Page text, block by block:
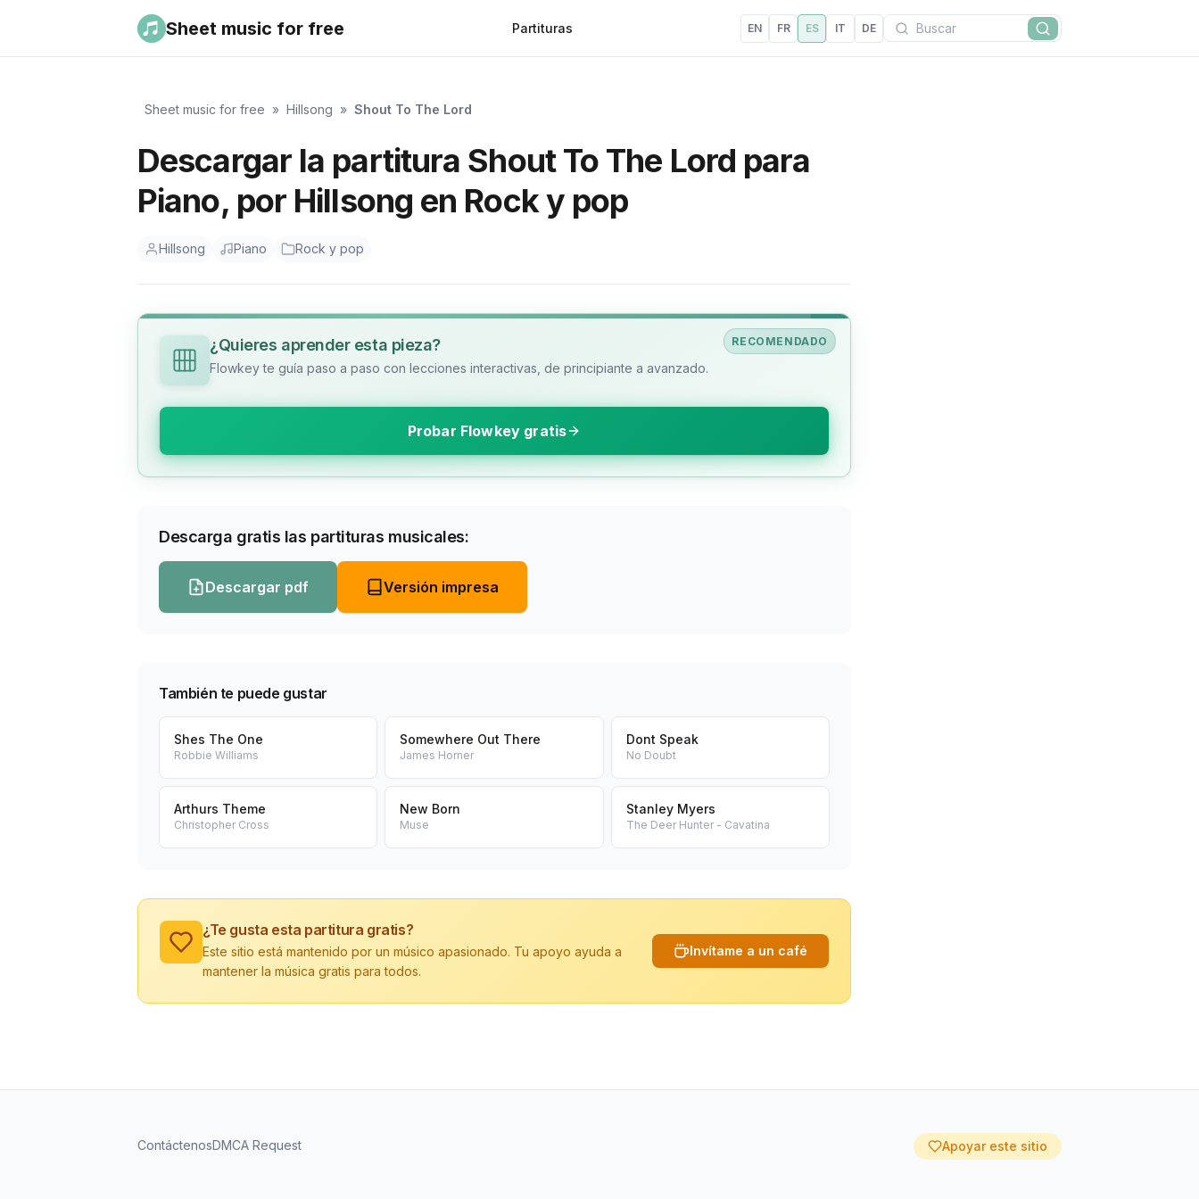
Sheet music for free Partituras EN FR ES IT DE Buscar
Buscar
Sheet music for free » Hillsong » Shout To The Lord
Descargar la partitura Shout To The Lord para
Piano, por Hillsong en Rock y pop
Hillsong Piano Rock y pop
RECOMENDADO
¿Quieres aprender esta pieza?
Flowkey te guía paso a paso con lecciones interactivas, de principiante a avanzado.
Probar Flowkey gratis
Descarga gratis las partituras musicales:
Descargar pdf Versión impresa
También te puede gustar
Shes The One
Robbie Williams
Somewhere Out There
James Horner
Dont Speak
No Doubt
Arthurs Theme
Christopher Cross
New Born
Muse
Stanley Myers
The Deer Hunter - Cavatina
¿Te gusta esta partitura gratis?
Este sitio está mantenido por un músico apasionado. Tu apoyo ayuda a
mantener la música gratis para todos.
Invítame a un café
ContáctenosDMCA Request Apoyar este sitio